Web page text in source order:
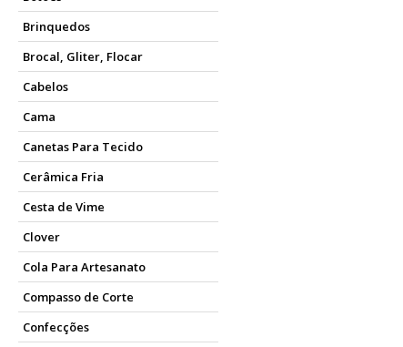
Brinquedos
Brocal, Gliter, Flocar
Cabelos
Cama
Canetas Para Tecido
Cerâmica Fria
Cesta de Vime
Clover
Cola Para Artesanato
Compasso de Corte
Confecções